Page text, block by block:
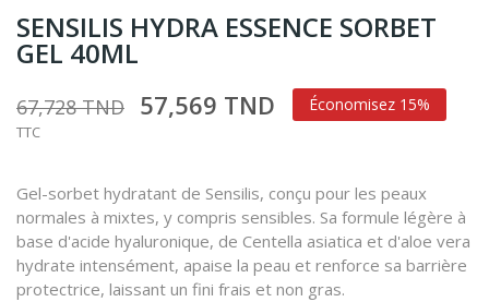
SENSILIS HYDRA ESSENCE SORBET
GEL 40ML
67,728 TND 57,569 TND Économisez 15%
TTC
Gel-sorbet hydratant de Sensilis, conçu pour les peaux
normales à mixtes, y compris sensibles. Sa formule légère à
base d'acide hyaluronique, de Centella asiatica et d'aloe vera
hydrate intensément, apaise la peau et renforce sa barrière
protectrice, laissant un fini frais et non gras.